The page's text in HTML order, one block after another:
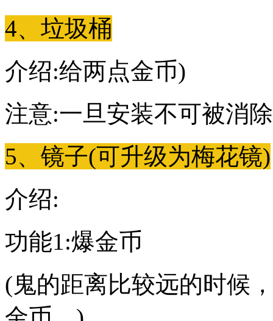
4、垃圾桶
介绍:给两点金币)
注意:一旦安装不可被消
5、镜子(可升级为梅花镜)
介绍:
功能1:爆金币
(鬼的距离比较远的时候